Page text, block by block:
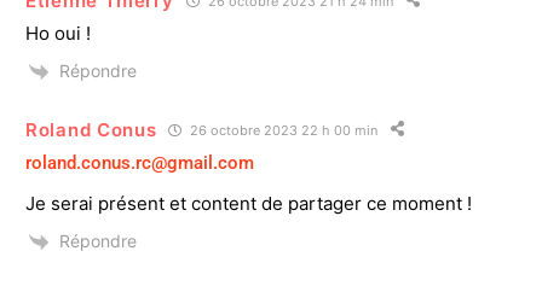
Ho oui !
Répondre
Roland Conus 26 octobre 2023 22 h 00 min
roland.conus.rc@gmail.com
Je serai présent et content de partager ce moment !
Répondre